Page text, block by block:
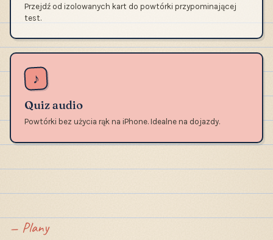
Przejdź od izolowanych kart do powtórki przypominającej
test.
♪
Quiz audio
Powtórki bez użycia rąk na iPhone. Idealne na dojazdy.
Plany